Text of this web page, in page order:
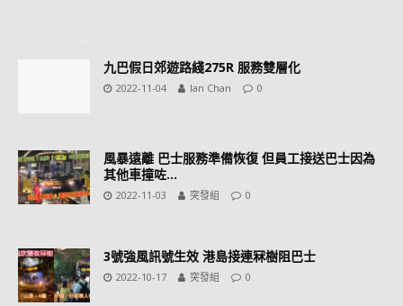
九巴假日郊遊路綫275R 服務雙層化
2022-11-04 Ian Chan 0
風暴遠離 巴士服務準備恢復 但員工接送巴士因為
其他車撞咗…
2022-11-03 突發組 0
3號強風訊號生效 港島接連冧樹阻巴士
2022-10-17 突發組 0